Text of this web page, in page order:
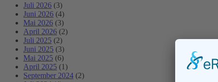
Juli 2026 (3)
Juni 2026 (4)
Mai 2026 (3)
April 2026 (2)
Juli 2025 (2)
Juni 2025 (3)
Mai 2025 (6)
April 2025 (1)
September 2024 (2)